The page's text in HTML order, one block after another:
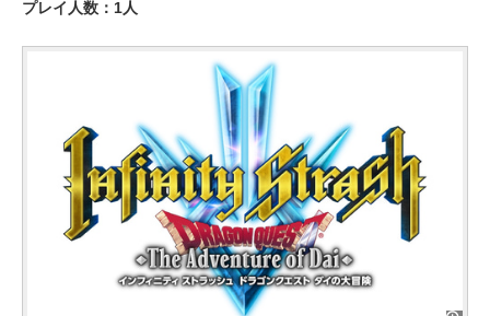
プレイ人数：1人